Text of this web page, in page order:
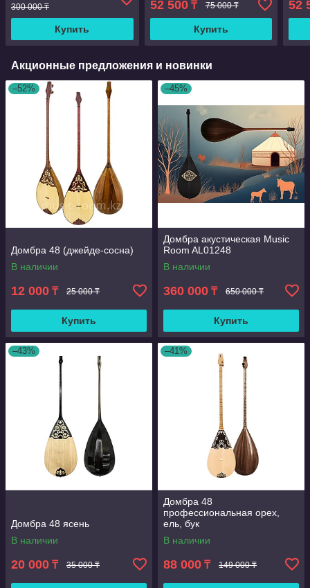
300 000 ₸
Купить
52 500₸ 75 000 ₸
Купить
52
Акционные предложения и новинки
–52%
Домбра 48 (джейде-сосна)
В наличии
12 000 ₸ 25 000 ₸
Купить
–45%
Домбра акустическая Music
Room AL01248
В наличии
360 000 ₸ 650 000 ₸
Купить
–43%
Домбра 48 ясень
В наличии
20 000 ₸ 35 000 ₸
–41%
Домбра 48
профессиональная орех,
ель, бук
В наличии
88 000 ₸ 149 000 ₸